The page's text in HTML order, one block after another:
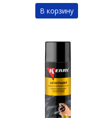
В корзину